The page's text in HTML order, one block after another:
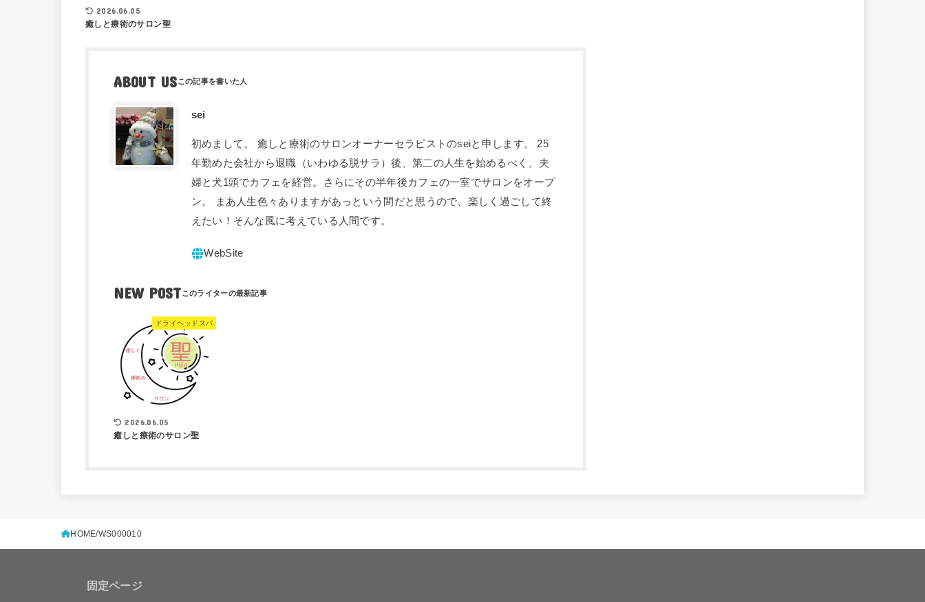
2026.06.05
癒しと療術のサロン聖
ABOUT US
sei
初めまして。 癒しと療術のサロンオーナーセラピストのseiと申します。 25
年勤めた会社から退職（いわゆる脱サラ）後、第二の人生を始めるべく、夫
婦と犬1頭でカフェを経営。さらにその半年後カフェの一室でサロンをオープ
ン。 まあ人生色々ありますがあっという間だと思うので、楽しく過ごして終
えたい！そんな風に考えている人間です。
NEW POST
ドライヘッドスパ
2026.06.05
癒しと療術のサロン聖
HOME WS000010
固定ページ